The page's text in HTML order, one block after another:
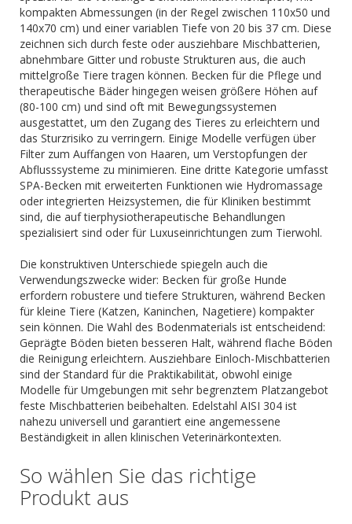
kompakten Abmessungen (in der Regel zwischen 110x50 und
140x70 cm) und einer variablen Tiefe von 20 bis 37 cm. Diese
zeichnen sich durch feste oder ausziehbare Mischbatterien,
abnehmbare Gitter und robuste Strukturen aus, die auch
mittelgroße Tiere tragen können. Becken für die Pflege und
therapeutische Bäder hingegen weisen größere Höhen auf
(80-100 cm) und sind oft mit Bewegungssystemen
ausgestattet, um den Zugang des Tieres zu erleichtern und
das Sturzrisiko zu verringern. Einige Modelle verfügen über
Filter zum Auffangen von Haaren, um Verstopfungen der
Abflusssysteme zu minimieren. Eine dritte Kategorie umfasst
SPA-Becken mit erweiterten Funktionen wie Hydromassage
oder integrierten Heizsystemen, die für Kliniken bestimmt
sind, die auf tierphysiotherapeutische Behandlungen
spezialisiert sind oder für Luxuseinrichtungen zum Tierwohl.
Die konstruktiven Unterschiede spiegeln auch die
Verwendungszwecke wider: Becken für große Hunde
erfordern robustere und tiefere Strukturen, während Becken
für kleine Tiere (Katzen, Kaninchen, Nagetiere) kompakter
sein können. Die Wahl des Bodenmaterials ist entscheidend:
Geprägte Böden bieten besseren Halt, während flache Böden
die Reinigung erleichtern. Ausziehbare Einloch-Mischbatterien
sind der Standard für die Praktikabilität, obwohl einige
Modelle für Umgebungen mit sehr begrenztem Platzangebot
feste Mischbatterien beibehalten. Edelstahl AISI 304 ist
nahezu universell und garantiert eine angemessene
Beständigkeit in allen klinischen Veterinärkontexten.
So wählen Sie das richtige
Produkt aus